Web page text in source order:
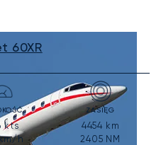
60XR
kts
h
ZASIĘG
4454 km
2405 NM